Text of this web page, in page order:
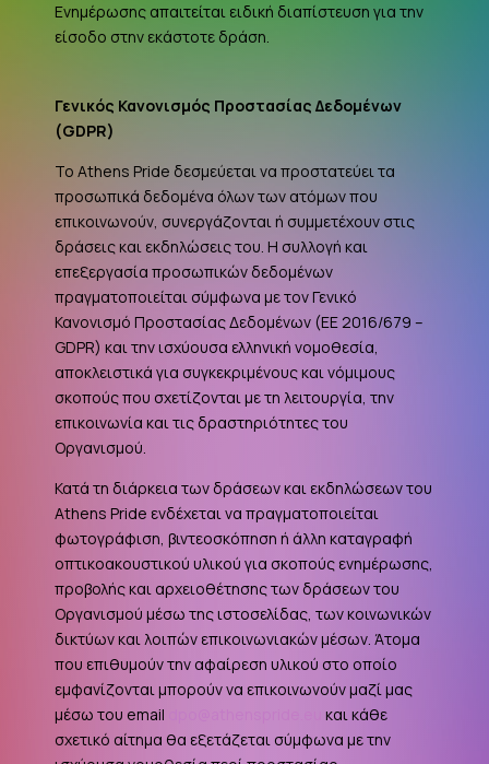
Ενημέρωσης απαιτείται ειδική διαπίστευση για την
είσοδο στην εκάστοτε δράση.
Γενικός Κανονισμός Προστασίας Δεδομένων
(GDPR)
Το Athens Pride δεσμεύεται να προστατεύει τα
προσωπικά δεδομένα όλων των ατόμων που
επικοινωνούν, συνεργάζονται ή συμμετέχουν στις
δράσεις και εκδηλώσεις του. Η συλλογή και
επεξεργασία προσωπικών δεδομένων
πραγματοποιείται σύμφωνα με τον Γενικό
Κανονισμό Προστασίας Δεδομένων (ΕΕ 2016/679 –
GDPR) και την ισχύουσα ελληνική νομοθεσία,
αποκλειστικά για συγκεκριμένους και νόμιμους
σκοπούς που σχετίζονται με τη λειτουργία, την
επικοινωνία και τις δραστηριότητες του
Οργανισμού.
Κατά τη διάρκεια των δράσεων και εκδηλώσεων του
Athens Pride ενδέχεται να πραγματοποιείται
φωτογράφιση, βιντεοσκόπηση ή άλλη καταγραφή
οπτικοακουστικού υλικού για σκοπούς ενημέρωσης,
προβολής και αρχειοθέτησης των δράσεων του
Οργανισμού μέσω της ιστοσελίδας, των κοινωνικών
δικτύων και λοιπών επικοινωνιακών μέσων. Άτομα
που επιθυμούν την αφαίρεση υλικού στο οποίο
εμφανίζονται μπορούν να επικοινωνούν μαζί μας
μέσω του email
και κάθε
σχετικό αίτημα θα εξετάζεται σύμφωνα με την